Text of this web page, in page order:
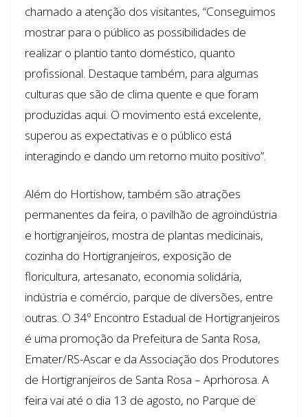
chamado a atenção dos visitantes, “Conseguimos
mostrar para o público as possibilidades de
realizar o plantio tanto doméstico, quanto
profissional. Destaque também, para algumas
culturas que são de clima quente e que foram
produzidas aqui. O movimento está excelente,
superou as expectativas e o público está
interagindo e dando um retorno muito positivo”.
Além do Hortishow, também são atrações
permanentes da feira, o pavilhão de agroindústria
e hortigranjeiros, mostra de plantas medicinais,
cozinha do Hortigranjeiros, exposição de
floricultura, artesanato, economia solidária,
indústria e comércio, parque de diversões, entre
outras. O 34º Encontro Estadual de Hortigranjeiros
é uma promoção da Prefeitura de Santa Rosa,
Emater/RS-Ascar e da Associação dos Produtores
de Hortigranjeiros de Santa Rosa – Aprhorosa. A
feira vai até o dia 13 de agosto, no Parque de